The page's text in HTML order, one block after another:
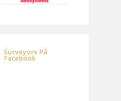
Surveyors På
Facebook